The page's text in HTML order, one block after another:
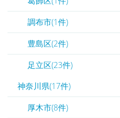
調布市(1件)
豊島区(2件)
足立区(23件)
神奈川県(17件)
厚木市(8件)